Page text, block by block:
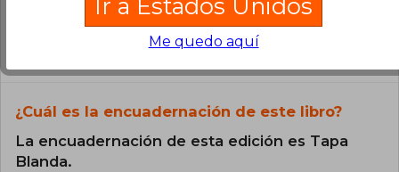
El libro está escrito en Español.
¿Cuál es la encuadernación de este libro?
La encuadernación de esta edición es Tapa
Blanda.
Ir a Estados Unidos
Me quedo aquí